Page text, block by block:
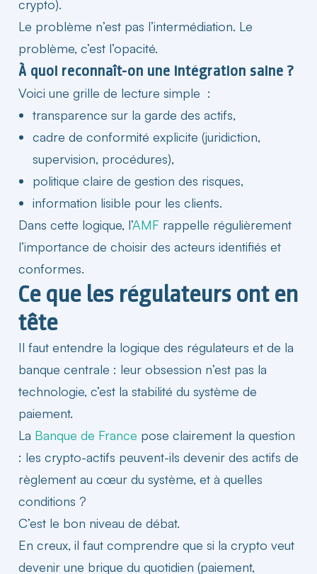
crypto).
Le problème n’est pas l’intermédiation. Le
problème, c’est l’opacité.
À quoi reconnaît-on une intégration saine ?
Voici une grille de lecture simple :
transparence sur la garde des actifs,
cadre de conformité explicite (juridiction,
supervision, procédures),
politique claire de gestion des risques,
information lisible pour les clients.
Dans cette logique, l’AMF rappelle régulièrement
l’importance de choisir des acteurs identifiés et
conformes.
Ce que les régulateurs ont en
tête
Il faut entendre la logique des régulateurs et de la
banque centrale : leur obsession n’est pas la
technologie, c’est la stabilité du système de
paiement.
La Banque de France pose clairement la question
: les crypto-actifs peuvent-ils devenir des actifs de
règlement au cœur du système, et à quelles
conditions ?
C’est le bon niveau de débat.
En creux, il faut comprendre que si la crypto veut
devenir une brique du quotidien (paiement,